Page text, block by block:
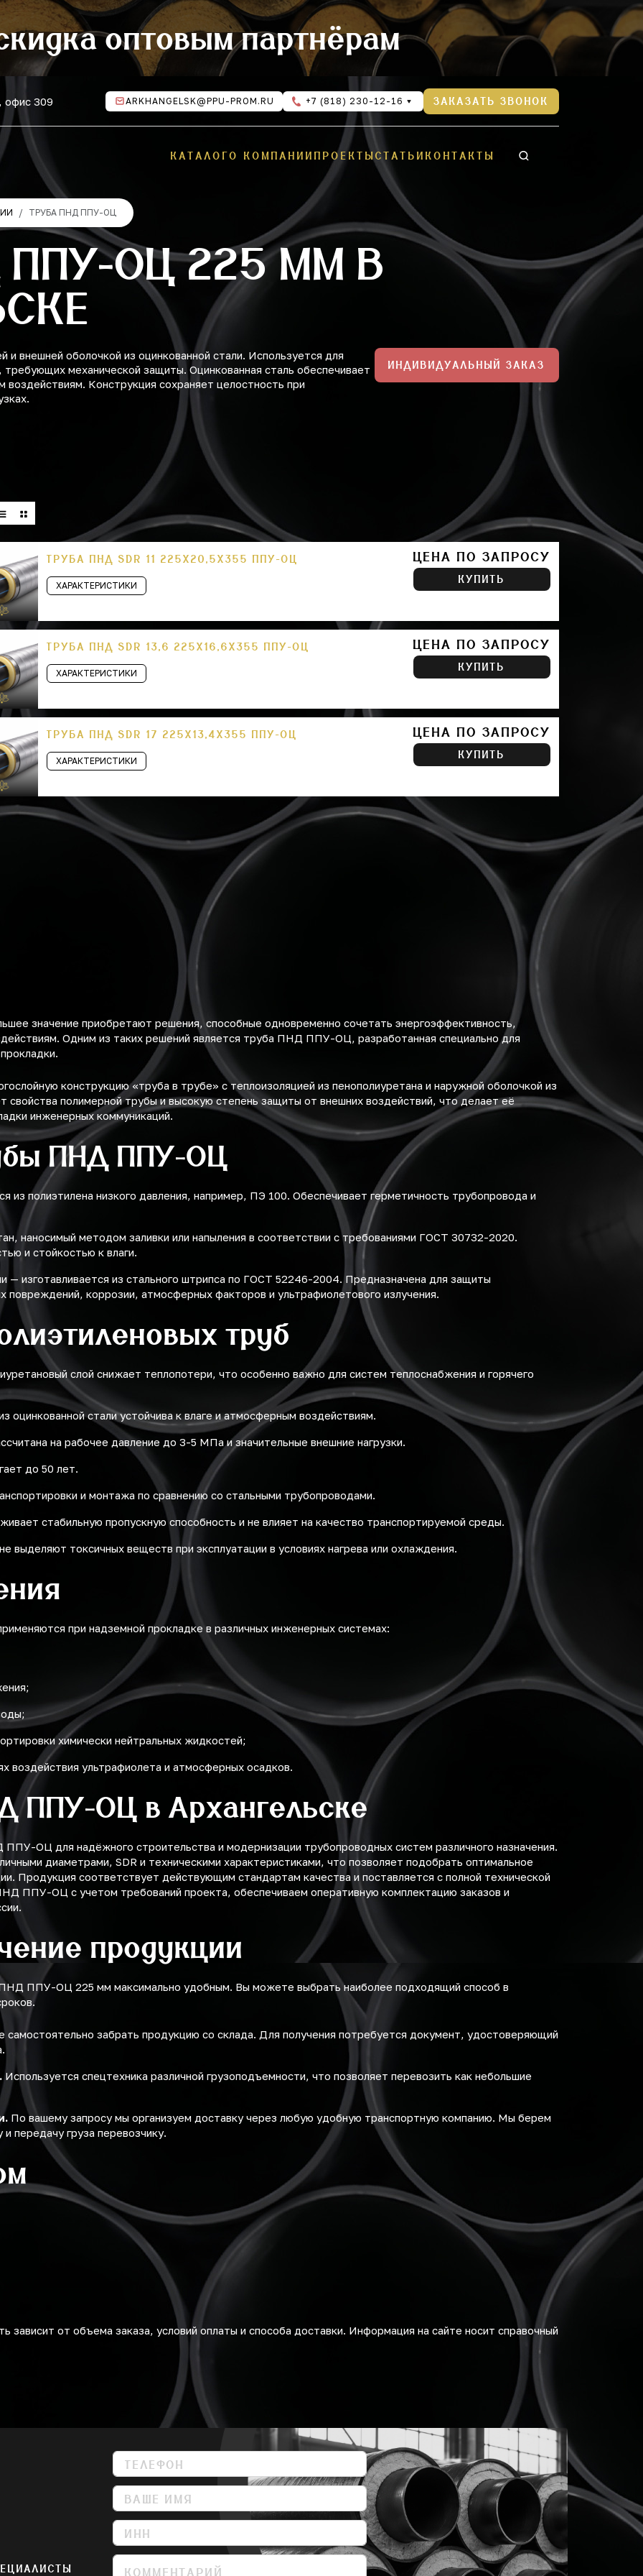
оптовым партнёрам
офис 309 ARKHANGELSK@PPU-PROM.RU +7 (818) 230-12-16 ЗАКАЗАТЬ ЗВОНОК
КАТАЛОГО КОМПАНИИ ПРОЕКТЫСТАТЬИ КОНТАКТЫ
ТРУБА ПНД ППУ-ОЦ
ОЦ 225 ММ В
внешней оболочкой из оцинкованной стали. Используется для
механической защиты. Оцинкованная сталь обеспечивает
Конструкция сохраняет целостность при
ИНДИВИДУАЛЬНЫЙ ЗАКАЗ
ТРУБА ПНД SDR 11 225Х20,5Х355 ППУ-ОЦ
ХАРАКТЕРИСТИКИ
ЦЕНА ПО ЗАПРОСУ
КУПИТЬ
ТРУБА ПНД SDR 13,6 225Х16,6Х355 ППУ-ОЦ
ХАРАКТЕРИСТИКИ
ЦЕНА ПО ЗАПРОСУ
КУПИТЬ
ТРУБА ПНД SDR 17 225Х13,4Х355 ППУ-ОЦ
ХАРАКТЕРИСТИКИ
ЦЕНА ПО ЗАПРОСУ
КУПИТЬ
значение приобретают решения, способные одновременно сочетать энергоэффективность,
Одним из таких решений является труба ПНД ППУ-ОЦ, разработанная специально для
конструкцию «труба в трубе» с теплоизоляцией из пенополиуретана и наружной оболочкой из
свойства полимерной трубы и высокую степень защиты от внешних воздействий, что делает её
инженерных коммуникаций.
ПНД ППУ-ОЦ
из полиэтилена низкого давления, например, ПЭ 100. Обеспечивает герметичность трубопровода и
наносимый методом заливки или напыления в соответствии с требованиями ГОСТ 30732-2020.
и стойкостью к влаги.
— изготавливается из стального штрипса по ГОСТ 52246-2004. Предназначена для защиты
повреждений, коррозии, атмосферных факторов и ультрафиолетового излучения.
труб
слой снижает теплопотери, что особенно важно для систем теплоснабжения и горячего
оцинкованной стали устойчива к влаге и атмосферным воздействиям.
на рабочее давление до 3-5 МПа и значительные внешние нагрузки.
до 50 лет.
и монтажа по сравнению со стальными трубопроводами.
стабильную пропускную способность и не влияет на качество транспортируемой среды.
выделяют токсичных веществ при эксплуатации в условиях нагрева или охлаждения.
при надземной прокладке в различных инженерных системах:
химически нейтральных жидкостей;
воздействия ультрафиолета и атмосферных осадков.
ППУ-ОЦ в Архангельске
ОЦ для надёжного строительства и модернизации трубопроводных систем различного назначения.
диаметрами, SDR и техническими характеристиками, что позволяет подобрать оптимальное
Продукция соответствует действующим стандартам качества и поставляется с полной технической
ППУ-ОЦ с учетом требований проекта, обеспечиваем оперативную комплектацию заказов и
продукции
ППУ-ОЦ 225 мм максимально удобным. Вы можете выбрать наиболее подходящий способ в
забрать продукцию со склада. Для получения потребуется документ, удостоверяющий
Используется спецтехника различной грузоподъемности, что позволяет перевозить как небольшие
По вашему запросу мы организуем доставку через любую удобную транспортную компанию. Мы берем
передачу груза перевозчику.
зависит от объема заказа, условий оплаты и способа доставки. Информация на сайте носит справочный